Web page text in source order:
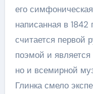
его
написанная в 1842
считается первой
поэмой и
но и всемирной
Глинка смело